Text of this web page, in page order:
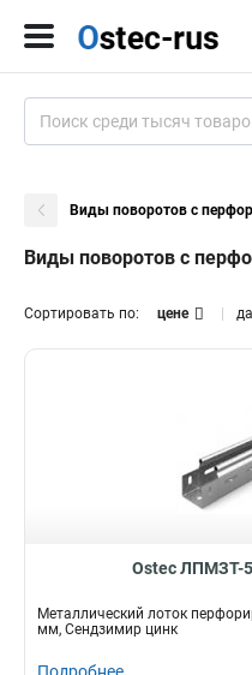
Виды поворотов с
Виды поворотов с
Сортировать по: цене
Ostec ЛПМЗТ-
Металлический лоток
мм, Сендзимир цинк